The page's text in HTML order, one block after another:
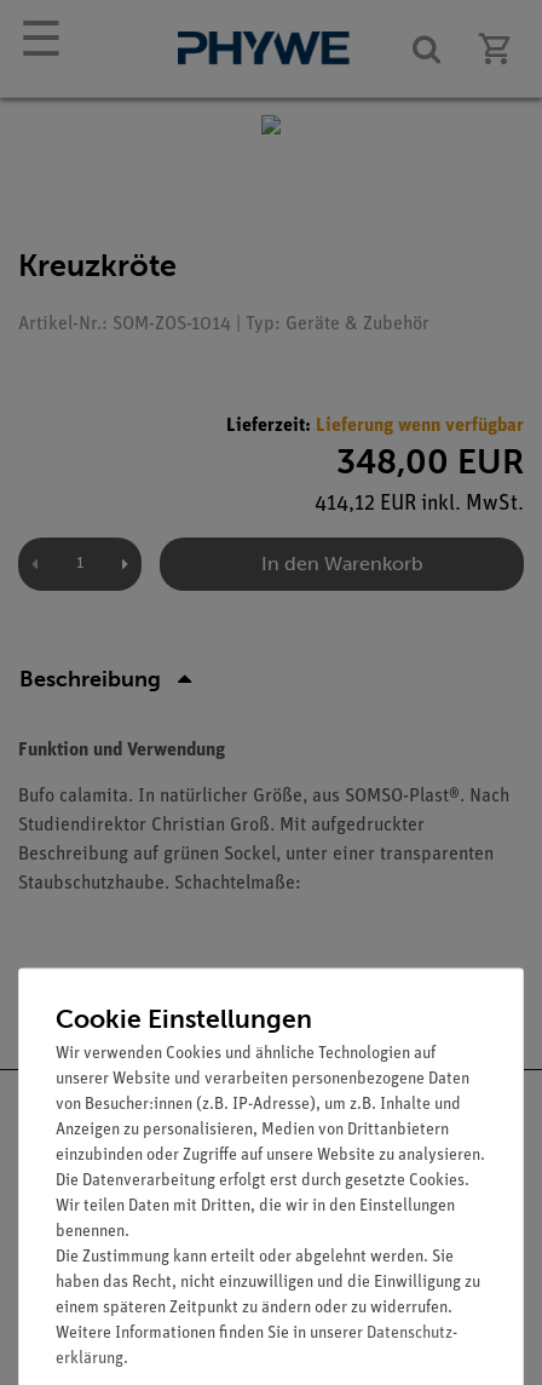
☰
Kreuzkröte
Artikel-Nr.: SOM-ZOS-1014 | Typ: Geräte & Zubehör
Lieferzeit: Lieferung wenn verfügbar
348,00 EUR
414,12 EUR inkl. MwSt.
In den Warenkorb
Beschreibung
Funktion und Verwendung
Bufo calamita. In natürlicher Größe, aus SOMSO-Plast®. Nach
Studiendirektor Christian Groß. Mit aufgedruckter
Beschreibung auf grünen Sockel, unter einer transparenten
Staubschutzhaube. Schachtelmaße:
Nach oben
Informationen
Unternehmen
Service
Cookie Einstellungen
Wir verwenden Cookies und ähnliche Technologien auf
unserer Website und verarbeiten personenbezogene Daten
von Besucher:innen (z.B. IP-Adresse), um z.B. Inhalte und
Anzeigen zu personalisieren, Medien von Drittanbietern
einzubinden oder Zugriffe auf unsere Website zu analysieren.
Die Datenverarbeitung erfolgt erst durch gesetzte Cookies.
Wir teilen Daten mit Dritten, die wir in den Einstellungen
benennen.
Die Zustimmung kann erteilt oder abgelehnt werden. Sie
haben das Recht, nicht einzuwilligen und die Einwilligung zu
einem späteren Zeitpunkt zu ändern oder zu widerrufen.
Weitere Informationen finden Sie in unserer Daten­schutz­
erklärung.